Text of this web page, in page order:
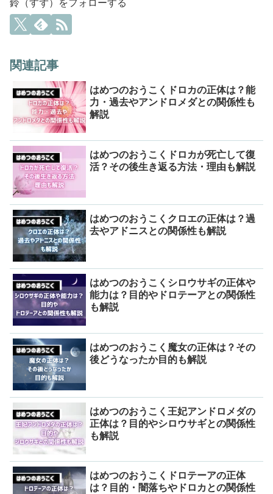
鈴（すず）をフォローする
関連記事
はめつのおうこくドロカの正体は？能
力・過去やアンドロメダとの関係性も
解説
はめつのおうこくドロカが死亡して復
活？その後生き返る方法・理由も解説
はめつのおうこくクロエの正体は？過
去やアドニスとの関係性も解説
はめつのおうこくシロウサギの正体や
能力は？目的やドロテーアとの関係性
も解説
はめつのおうこく魔女の正体は？その
後どうなったか目的も解説
はめつのおうこく王妃アンドロメダの
正体は？目的やシロウサギとの関係性
も解説
はめつのおうこくドロテーアの正体
は？目的・闇落ちやドロカとの関係性